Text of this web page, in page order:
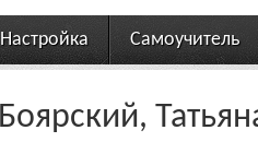
Настройка Самоучитель